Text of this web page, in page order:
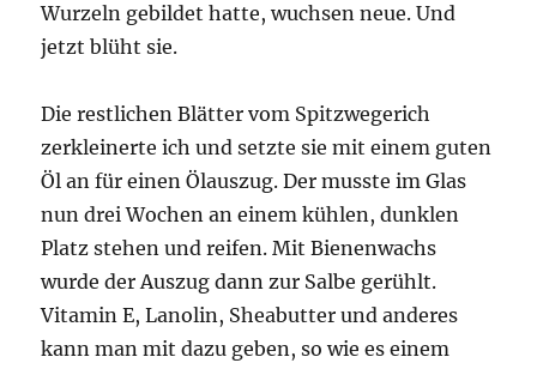
Wurzeln gebildet hatte, wuchsen neue. Und
jetzt blüht sie.
Die restlichen Blätter vom Spitzwegerich
zerkleinerte ich und setzte sie mit einem guten
Öl an für einen Ölauszug. Der musste im Glas
nun drei Wochen an einem kühlen, dunklen
Platz stehen und reifen. Mit Bienenwachs
wurde der Auszug dann zur Salbe gerühlt.
Vitamin E, Lanolin, Sheabutter und anderes
kann man mit dazu geben, so wie es einem